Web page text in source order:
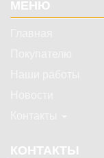
МЕНЮ
КОНТАКТЫ